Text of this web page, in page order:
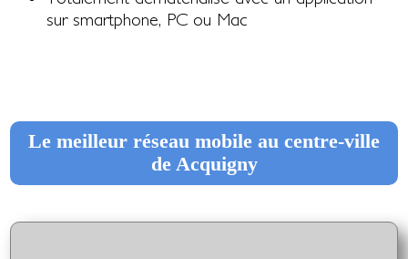
sur smartphone, PC ou Mac
Le meilleur réseau mobile au centre-ville
de Acquigny